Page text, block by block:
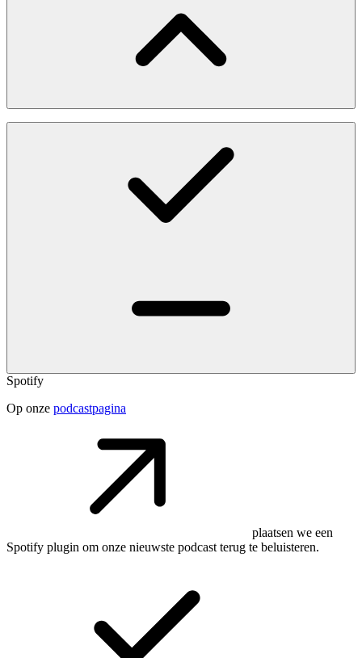
Spotify
Op onze podcastpagina
plaatsen we een
Spotify plugin om onze nieuwste podcast terug te beluisteren.